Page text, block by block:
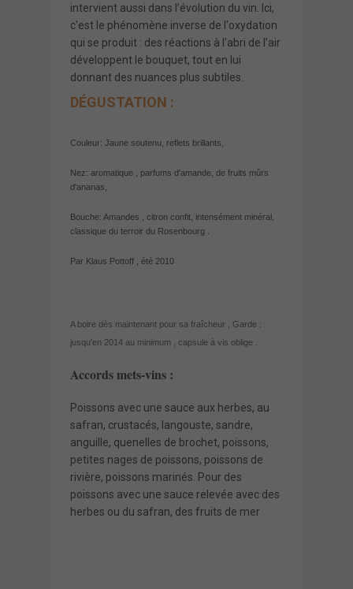
intervient aussi dans l’évolution du vin. Ici,
c'est le phénomène inverse de l'oxydation
qui se produit : des réactions à l’abri de l’air
développent le bouquet, tout en lui
donnant des nuances plus subtiles.
DÉGUSTATION :
Couleur: Jaune soutenu, reflets brillants,
Nez: aromatique , parfums d'amande, de fruits mûrs
d'ananas,
Bouche: Amandes , citron confit, intensément minéral,
classique du terroir du Rosenbourg .
Par Klaus Pottoff , été 2010
A boire dès maintenant pour sa fraîcheur , Garde :
jusqu'en 2014 au minimum , capsule à vis oblige .
Accords mets-vins :
Poissons avec une sauce aux herbes, au
safran, crustacés, langouste, sandre,
anguille, quenelles de brochet, poissons,
petites nages de poissons, poissons de
rivière, poissons marinés. Pour des
poissons avec une sauce relevée avec des
herbes ou du safran, des fruits de mer